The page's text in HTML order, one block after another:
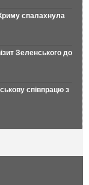
спалахнула
Зеленського до
співпрацю з